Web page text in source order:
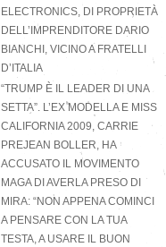
ELECTRONICS, DI PROPRIETÀ
DELL’IMPRENDITORE DARIO
BIANCHI, VICINO A FRATELLI
D’ITALIA
“TRUMP È IL LEADER DI UNA
SETTA”. L’EX MODELLA E MISS
CALIFORNIA 2009, CARRIE
PREJEAN BOLLER, HA
ACCUSATO IL MOVIMENTO
MAGA DI AVERLA PRESO DI
MIRA: “NON APPENA COMINCI
A PENSARE CON LA TUA
TESTA, A USARE IL BUON